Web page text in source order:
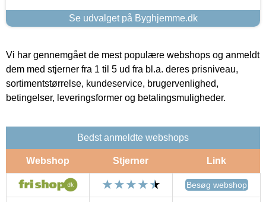
Se udvalget på Byghjemme.dk
Vi har gennemgået de mest populære webshops og anmeldt
dem med stjerner fra 1 til 5 ud fra bl.a. deres prisniveau,
sortimentstørrelse, kundeservice, brugervenlighed,
betingelser, leveringsformer og betalingsmuligheder.
Bedst anmeldte webshops
Webshop Stjerner Link
Besøg webshop